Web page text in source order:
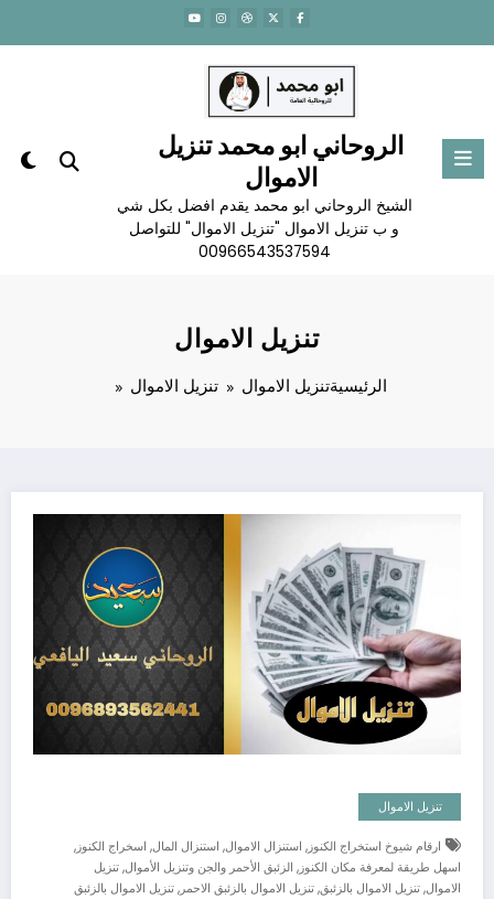
المحتوى
الروحاني ابو محمد تنزيل
الاموال
الشيخ الروحاني ابو محمد يقدم افضل بكل شي
و ب تنزيل الاموال "تنزيل الاموال" للتواصل
00966543537594
تنزيل الاموال
الرئيسيةتنزيل الاموال تنزيل الاموال
تنزيل الاموال
ارقام شيوخ استخراج الكنوز, استنزال الاموال, استنزال المال, اسخراج الكنوز,
اسهل طريقة لمعرفة مكان الكنوز, الزئبق الأحمر والجن وتنزيل الأموال, تنزيل
الاموال, تنزيل الاموال بالزئبق, تنزيل الاموال بالزئبق الاحمر, تنزيل الاموال بالزئبق